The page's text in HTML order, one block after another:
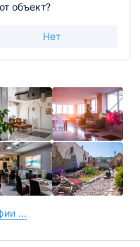
объект?
Нет
...